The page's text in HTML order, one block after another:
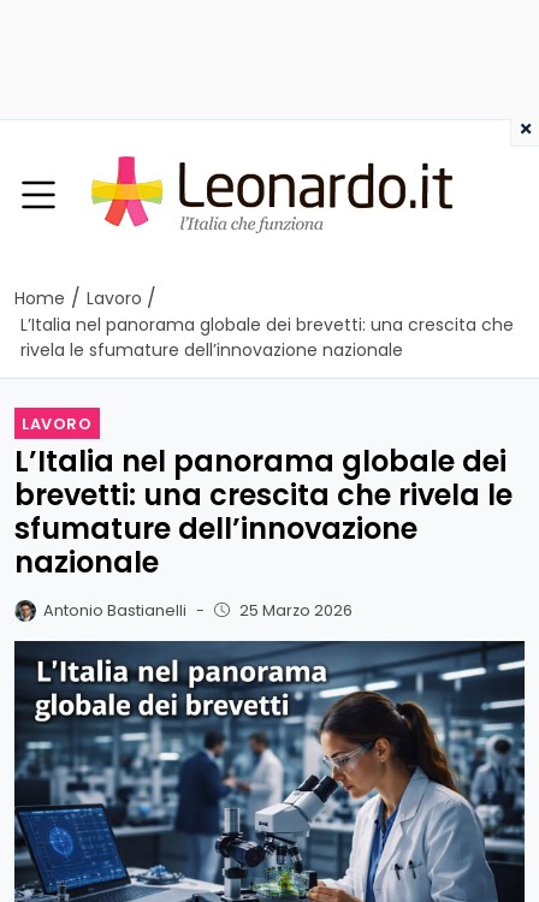
Home / Lavoro /
L’Italia nel panorama globale dei brevetti: una crescita che
rivela le sfumature dell’innovazione nazionale
LAVORO
L’Italia nel panorama globale dei
brevetti: una crescita che rivela le
sfumature dell’innovazione
nazionale
Antonio Bastianelli - 25 Marzo 2026
×